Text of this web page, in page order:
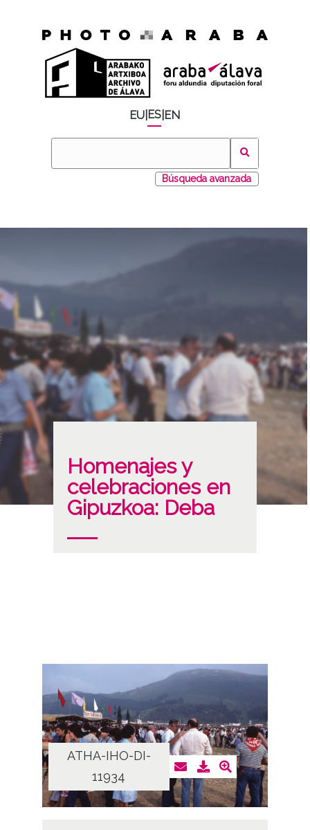
EU ES EN
Búsqueda avanzada
Homenajes y
celebraciones en
Gipuzkoa: Deba
ATHA-IHO-DI-
11934